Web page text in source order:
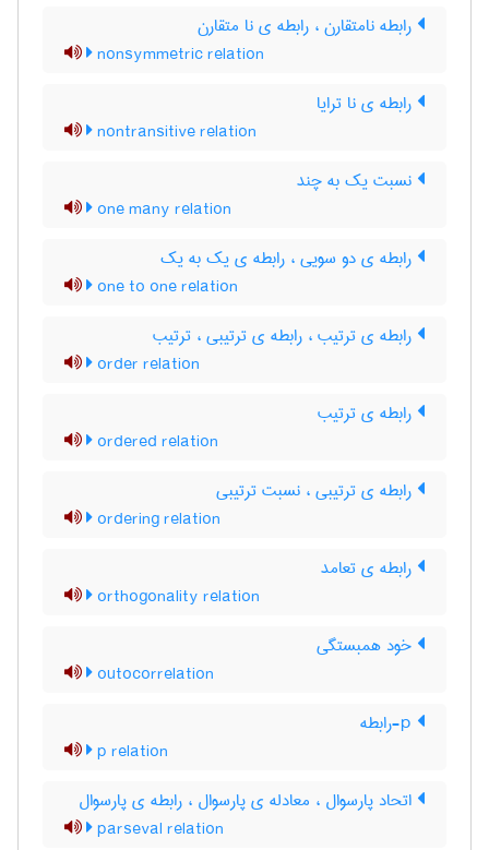
رابطه نامتقارن ، رابطه ی نا متقارن
nonsymmetric relation
رابطه ی نا ترایا
nontransitive relation
نسبت یک به چند
one many relation
رابطه ی دو سویی ، رابطه ی یک به یک
one to one relation
رابطه ی ترتیب ، رابطه ی ترتیبی ، ترتیب
order relation
رابطه ی ترتیب
ordered relation
رابطه ی ترتیبی ، نسبت ترتیبی
ordering relation
رابطه ی تعامد
orthogonality relation
خود همبستگی
outocorrelation
p relation
اتحاد پارسوال ، معادله ی پارسوال ، رابطه ی پارسوال
parseval relation